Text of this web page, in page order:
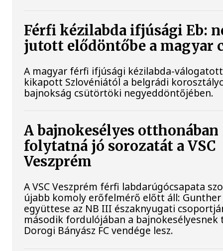
Férfi kézilabda ifjúsági Eb:
jutott elődöntőbe a magyar
A magyar férfi ifjúsági kézilabda-
kikapott Szlovéniától a belgrádi
bajnokság csütörtöki negyeddöntőjében.
A bajnokesélyes otthonában
folytatná jó sorozatát a VSC
Veszprém
A VSC Veszprém férfi labdarúgócsapata
újabb komoly erőfelmérő előtt áll:
együttese az NB III északnyugati
második fordulójában a
Dorogi Bányász FC vendége lesz.